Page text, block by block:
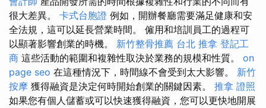
很大差異。 卡式台胞證 例如，開辦餐廳需要滿足健康和安
全法規，這可以延長營業時間。 僱用和培訓員工的過程可
以顯著影響創業的時機。 新竹整骨推薦 台北 推拿 登記工
商 這些活動的範圍和複雜性取決於業務的規模和性質。 on
page seo 在這種情況下，時間線不會受到太大影響。 新竹
按摩 獲得融資是決定何時開始創業的關鍵因素。 推拿 證照
如果您有個人儲蓄或可以快速獲得融資，您可以更快地開展